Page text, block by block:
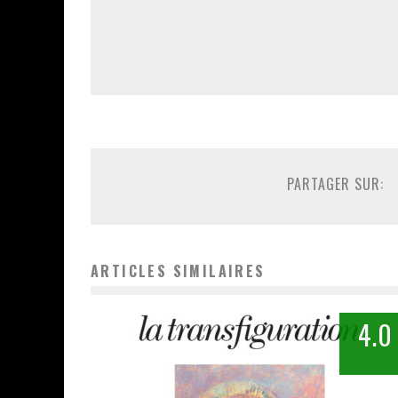
PARTAGER SUR:
ARTICLES SIMILAIRES
4.0